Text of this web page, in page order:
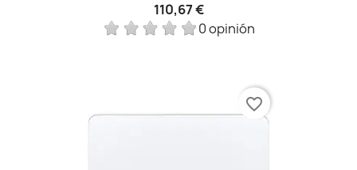
110,67 €
0 opinión
favorite_border